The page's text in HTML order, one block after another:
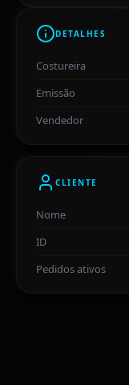
DETALHES
Costureira
Emissão
Vendedor
CLIENTE
Nome
ID
Pedidos ativos